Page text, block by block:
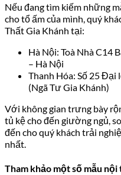
Nếu đang tìm kiếm những
cho tổ ấm của mình, quý
Thất Gia Khánh tại:
Hà Nội: Toà Nhà C14
– Hà Nội
Thanh Hóa: Số 25 Đại
(Ngã Tư Gia Khánh)
Với không gian trưng bày
tủ kệ cho đến giường ngủ,
đến cho quý khách trải
nhất.
Tham khảo một số mẫu